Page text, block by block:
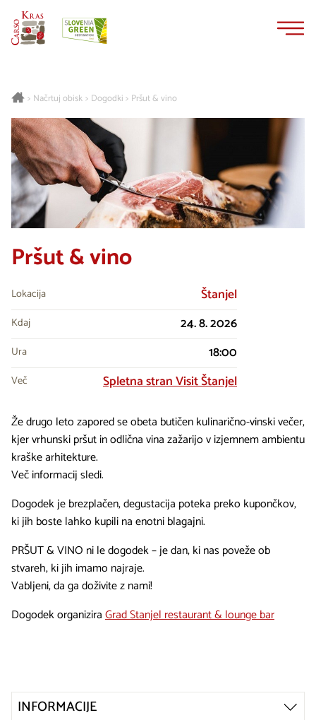
> Načrtuj obisk> Dogodki > Pršut & vino
Pršut & vino
Lokacija Štanjel
Kdaj 24. 8. 2026
Ura 18:00
Več Spletna stran Visit Štanjel
Že drugo leto zapored se obeta butičen kulinarično-vinski večer,
kjer vrhunski pršut in odlična vina zažarijo v izjemnem ambientu
kraške arhitekture.
Več informacij sledi.
Dogodek je brezplačen, degustacija poteka preko kupončkov,
ki jih boste lahko kupili na enotni blagajni.
PRŠUT & VINO ni le dogodek – je dan, ki nas poveže ob
stvareh, ki jih imamo najraje.
Vabljeni, da ga doživite z nami!
Dogodek organiziraGrad Stanjel restaurant & lounge bar
INFORMACIJE